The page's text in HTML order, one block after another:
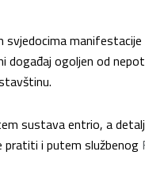
svjedocima
događaj ogoljen od
sustava entrio, a
i putem službenog